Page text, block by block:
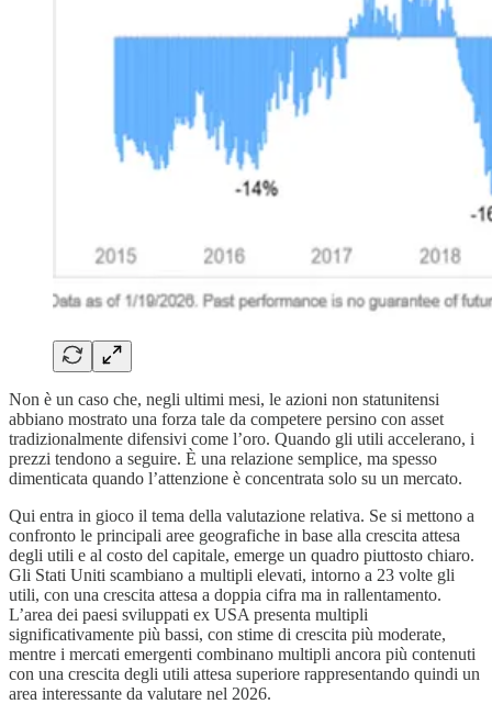
Non è un caso che, negli ultimi mesi, le azioni non statunitensi
abbiano mostrato una forza tale da competere persino con asset
tradizionalmente difensivi come l’oro. Quando gli utili accelerano, i
prezzi tendono a seguire. È una relazione semplice, ma spesso
dimenticata quando l’attenzione è concentrata solo su un mercato.
Qui entra in gioco il tema della valutazione relativa. Se si mettono a
confronto le principali aree geografiche in base alla crescita attesa
degli utili e al costo del capitale, emerge un quadro piuttosto chiaro.
Gli Stati Uniti scambiano a multipli elevati, intorno a 23 volte gli
utili, con una crescita attesa a doppia cifra ma in rallentamento.
L’area dei paesi sviluppati ex USA presenta multipli
significativamente più bassi, con stime di crescita più moderate,
mentre i mercati emergenti combinano multipli ancora più contenuti
con una crescita degli utili attesa superiore rappresentando quindi un
area interessante da valutare nel 2026.